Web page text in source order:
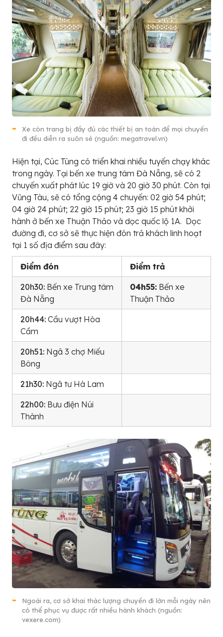
Xe còn trang bị đầy đủ các thiết bị an toàn để mọi chuyến
đi đều diễn ra suôn sẻ (nguồn: megatravel.vn)
Hiện tại, Cúc Tùng có triển khai nhiều tuyến chạy khác
trong ngày. Tại bến xe trung tâm Đà Nẵng, sẽ có 2
chuyến xuất phát lúc 19 giờ và 20 giờ 30 phút. Còn tại
Vũng Tàu, sẽ có tổng cộng 4 chuyến: 02 giờ 54 phút;
04 giờ 24 phút; 22 giờ 15 phút; 23 giờ 15 phút khởi
hành ở bến xe Thuận Thảo và dọc quốc lộ 1A. Dọc
đường đi, cơ sở sẽ thực hiện đón trả khách linh hoạt
tại 1 số địa điểm sau đây:
Điểm đón Điểm trả
20h30: Bến xe Trung tâm
Đà Nẵng
04h55: Bến xe
Thuận Thảo
20h44: Cầu vượt Hòa
Cầm
20h51: Ngã 3 chợ Miếu
Bông
21h30: Ngã tư Hà Lam
22h00: Bưu điện Núi
Thành
Ngoài ra, cơ sở khai thác lượng chuyến đi lớn mỗi ngày nên
có thể phục vụ được rất nhiều hành khách (nguồn:
vexere.com)